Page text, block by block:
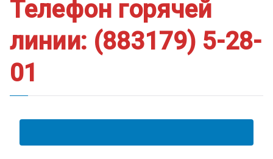
Телефон горячей
линии: (883179) 5-28-
01